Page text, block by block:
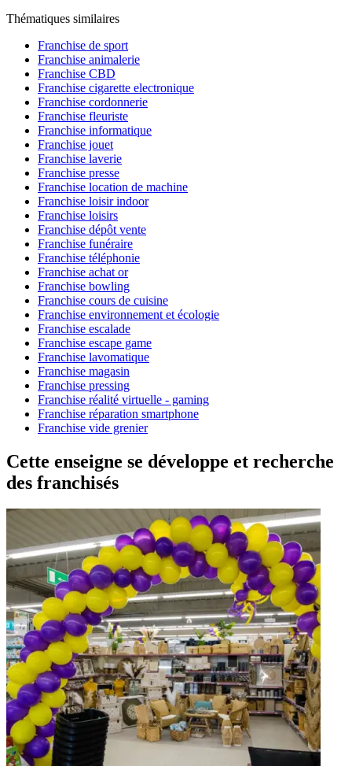
Thématiques similaires
Franchise de sport
Franchise animalerie
Franchise CBD
Franchise cigarette electronique
Franchise cordonnerie
Franchise fleuriste
Franchise informatique
Franchise jouet
Franchise laverie
Franchise presse
Franchise location de machine
Franchise loisir indoor
Franchise loisirs
Franchise dépôt vente
Franchise funéraire
Franchise téléphonie
Franchise achat or
Franchise bowling
Franchise cours de cuisine
Franchise environnement et écologie
Franchise escalade
Franchise escape game
Franchise lavomatique
Franchise magasin
Franchise pressing
Franchise réalité virtuelle - gaming
Franchise réparation smartphone
Franchise vide grenier
Cette enseigne se développe et recherche
des franchisés